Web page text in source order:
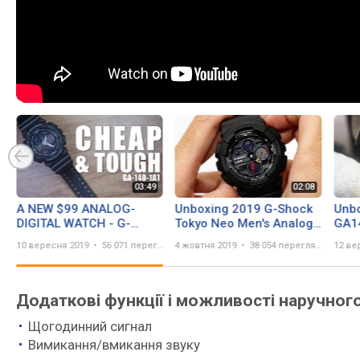
A NEW $99 ANALOG-
DIGITAL WATCH - G-
UNBOXING & SPEC
10 вересня 2019 56 071 перегляд
Unboxing 2019 G-Shock
Tokyo Neo Men's Analog-
4 жовтня 2019 38 054 перегляда 12
Додаткові функції і можливості
Щогодинний сигнал
Вимикання/вмикання звуку